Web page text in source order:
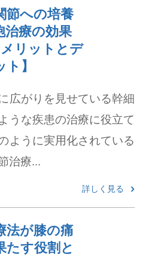
節への培養
治療の効果
リットとデ
ト】
広がりを見せている幹細
うな疾患の治療に役立て
ように実用化されている
治療...
詳しく見る
法が膝の痛
たす役割と